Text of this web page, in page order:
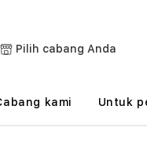
Pilih cabang Anda
kami Untuk